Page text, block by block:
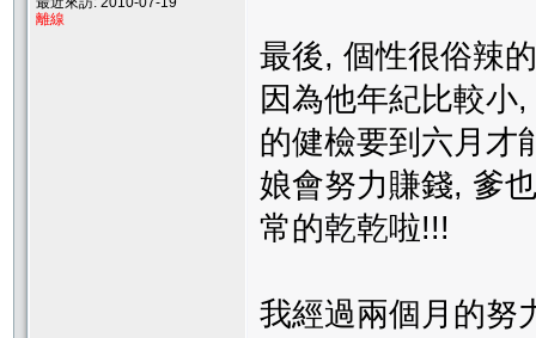
離線
最後, 個性很俗辣
因為他年紀比較小
的健檢要到六月才
娘會努力賺錢, 爹
常的乾乾啦!!!
我經過兩個月的努